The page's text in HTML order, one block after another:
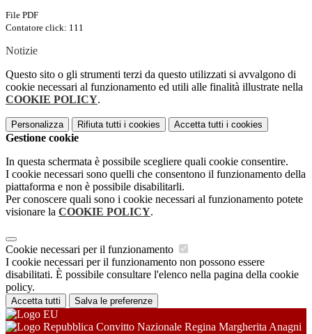
File PDF
Contatore click: 111
Notizie
Questo sito o gli strumenti terzi da questo utilizzati si avvalgono di
cookie necessari al funzionamento ed utili alle finalità illustrate nella
COOKIE POLICY.
Personalizza Rifiuta tutti i cookies Accetta tutti i cookies
Gestione cookie
In questa schermata è possibile scegliere quali cookie consentire.
I cookie necessari sono quelli che consentono il funzionamento della
piattaforma e non è possibile disabilitarli.
Per conoscere quali sono i cookie necessari al funzionamento potete
visionare la COOKIE POLICY.
Cookie necessari per il funzionamento
I cookie necessari per il funzionamento non possono essere
disabilitati. È possibile consultare l'elenco nella pagina della cookie
policy.
Accetta tutti Salva le preferenze
Convitto Nazionale Regina Margherita Anagni